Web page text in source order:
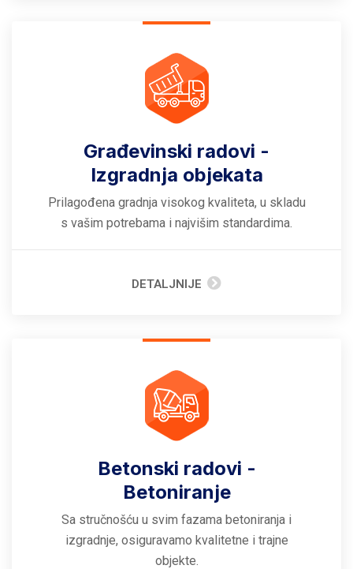
Građevinski radovi -
Izgradnja objekata
Prilagođena gradnja visokog kvaliteta, u skladu
s vašim potrebama i najvišim standardima.
DETALJNIJE
Betonski radovi -
Betoniranje
Sa stručnošću u svim fazama betoniranja i
izgradnje, osiguravamo kvalitetne i trajne
objekte.